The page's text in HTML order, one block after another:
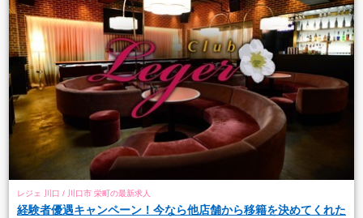
レジェ 川口 / 川口市 栄町の最新求人
経験者優遇キャンペーン！今なら他店舗から移籍を決めてくれた